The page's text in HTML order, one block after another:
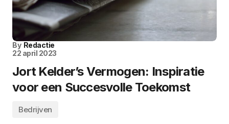
By Redactie
22 april 2023
Jort Kelder’s Vermogen: Inspiratie
voor een Succesvolle Toekomst
Bedrijven